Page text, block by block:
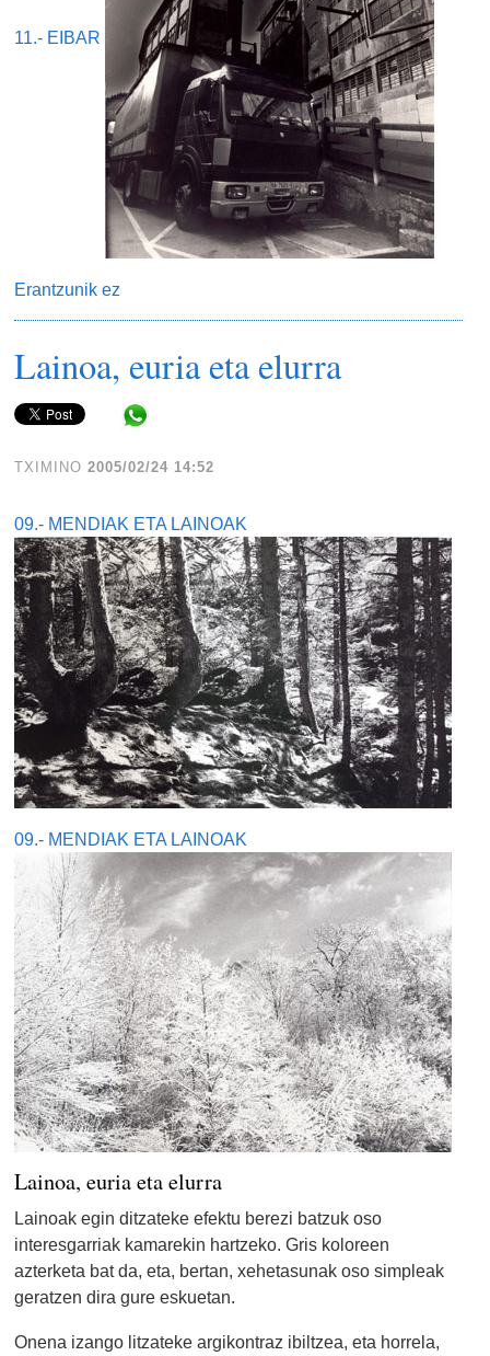
11.- EIBAR
Erantzunik ez
Lainoa, euria eta elurra
TXIMINO 2005/02/24 14:52
09.- MENDIAK ETA LAINOAK
09.- MENDIAK ETA LAINOAK
Lainoa, euria eta elurra
Lainoak egin ditzateke efektu berezi batzuk oso
interesgarriak kamarekin hartzeko. Gris koloreen
azterketa bat da, eta, bertan, xehetasunak oso simpleak
geratzen dira gure eskuetan.
Onena izango litzateke argikontraz ibiltzea, eta horrela,